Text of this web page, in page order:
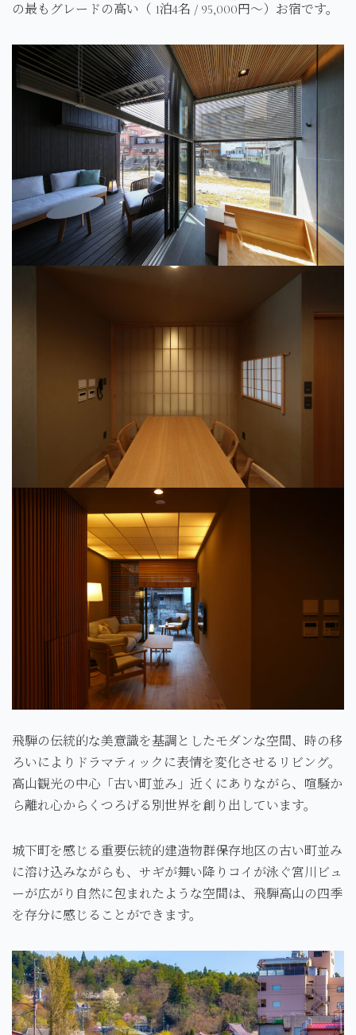
の最もグレードの高い（ 1泊4名 / 95,000円～）お宿です。
飛騨の伝統的な美意識を基調としたモダンな空間、時の移
ろいによりドラマティックに表情を変化させるリビング。
高山観光の中心「古い町並み」近くにありながら、喧騒か
ら離れ心からくつろげる別世界を創り出しています。
城下町を感じる重要伝統的建造物群保存地区の古い町並み
に溶け込みながらも、サギが舞い降りコイが泳ぐ宮川ビュ
ーが広がり自然に包まれたような空間は、飛騨高山の四季
を存分に感じることができます。